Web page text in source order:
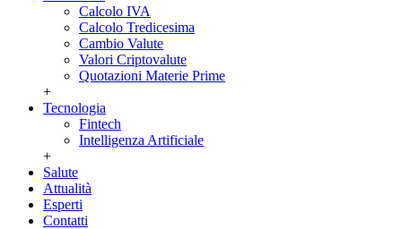
Calcolo IVA
Calcolo Tredicesima
Cambio Valute
Valori Criptovalute
Quotazioni Materie Prime
+
Tecnologia
Fintech
Intelligenza Artificiale
+
Salute
Attualità
Esperti
Contatti